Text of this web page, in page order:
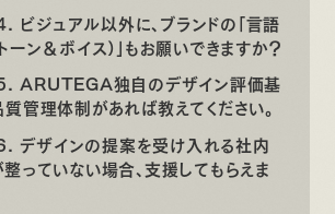
ジュアル以外に、ブランドの「言語
ーン＆ボイス）」もお願いできますか？
ARUTEGA独自のデザイン評価基
管理体制があれば教えてください。
デザインの提案を受け入れる社内
っていない場合、支援してもらえま